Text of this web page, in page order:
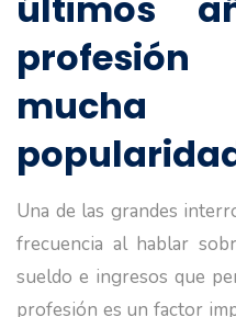
mucha
Una de las grandes
frecuencia al hablar
sueldo e ingresos que
profesión es un factor